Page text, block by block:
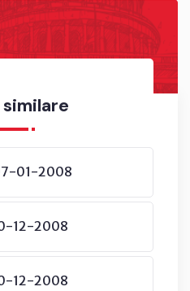
similare
01-2008
12-2008
12-2008